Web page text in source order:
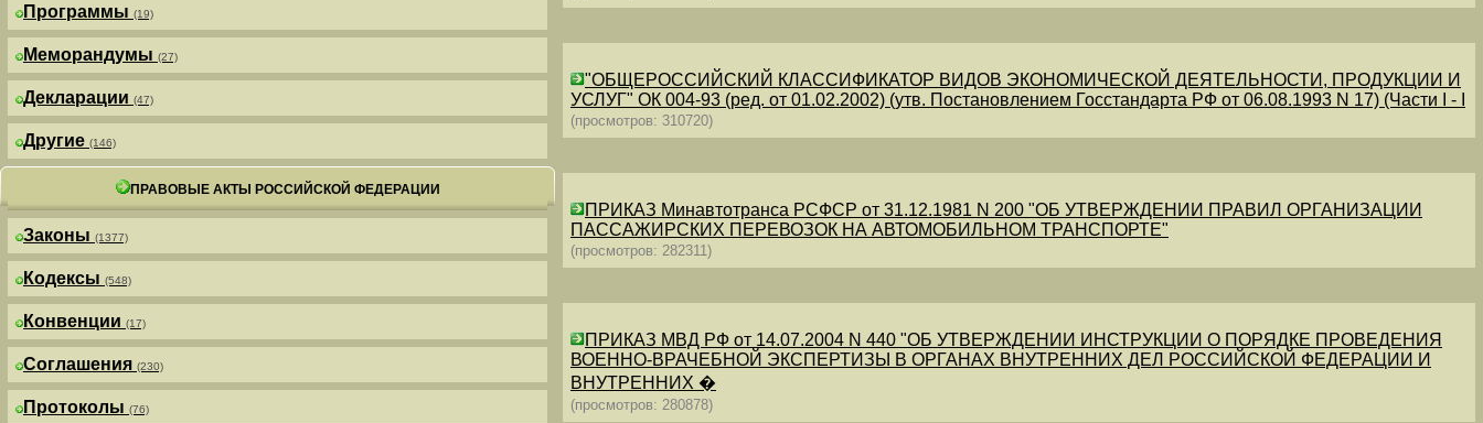
Программы (19)
Меморандумы (27)
Декларации (47)
Другие (146)
ПРАВОВЫЕ АКТЫ РОССИЙСКОЙ ФЕДЕРАЦИИ
Законы (1377)
Кодексы (548)
Конвенции (17)
Соглашения (230)
Протоколы (76)
"ОБЩЕРОССИЙСКИЙ КЛАССИФИКАТОР ВИДОВ ЭКОНОМИЧЕСКОЙ ДЕЯТЕЛЬНОСТИ, ПРОДУКЦИИ И
УСЛУГ" ОК 004-93 (ред. от 01.02.2002) (утв. Постановлением Госстандарта РФ от 06.08.1993 N 17) (Части I - I
(просмотров: 310720)
ПРИКАЗ Минавтотранса РСФСР от 31.12.1981 N 200 "ОБ УТВЕРЖДЕНИИ ПРАВИЛ ОРГАНИЗАЦИИ
ПАССАЖИРСКИХ ПЕРЕВОЗОК НА АВТОМОБИЛЬНОМ ТРАНСПОРТЕ"
(просмотров: 282311)
ПРИКАЗ МВД РФ от 14.07.2004 N 440 "ОБ УТВЕРЖДЕНИИ ИНСТРУКЦИИ О ПОРЯДКЕ ПРОВЕДЕНИЯ
ВОЕННО-ВРАЧЕБНОЙ ЭКСПЕРТИЗЫ В ОРГАНАХ ВНУТРЕННИХ ДЕЛ РОССИЙСКОЙ ФЕДЕРАЦИИ И
ВНУТРЕННИХ �
(просмотров: 280878)